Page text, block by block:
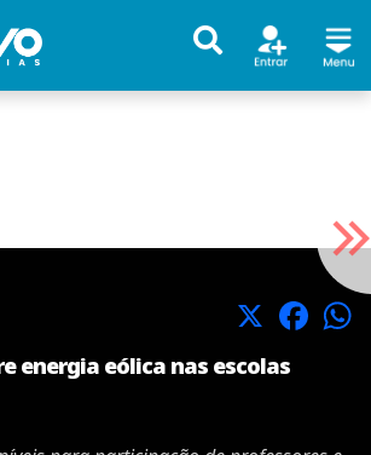
X Facebook
energia eólica nas escolas